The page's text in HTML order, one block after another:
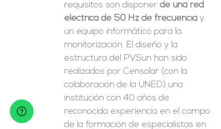
requisitos son disponerde una red
eléctrica de 50 Hz de frecuencia y
un equipo informático para la
monitorización. El diseño y la
estructura del PVSun han sido
realizados por Censolar (con la
colaboración de la UNED) una
institución con 40 años de
reconocida experiencia en el campo
de la formación de especialistas en